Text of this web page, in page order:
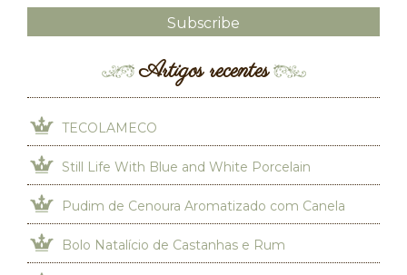
Artigos recentes
TECOLAMECO
Still Life With Blue and White Porcelain
Pudim de Cenoura Aromatizado com Canela
Bolo Natalício de Castanhas e Rum